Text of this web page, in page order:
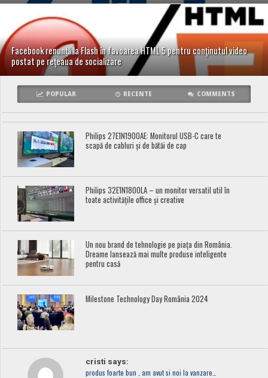
Facebook renunță la Flash în favoarea HTML 5 pentru conținutul video
postat pe rețeaua de socializare
POPULAR RECENTE COMMENTS
Philips 27E1N1900AE: Monitorul USB-C care te
scapă de cabluri și de bătăi de cap
Philips 32E1N1800LA – un monitor versatil util în
toate activitățile office și creative
Un nou brand de tehnologie pe piața din România.
Dreame lansează mai multe produse inteligente
pentru casă
Milestone Technology Day România 2024
cristi says:
produs foarte bun , am avut si noi la vanzare…